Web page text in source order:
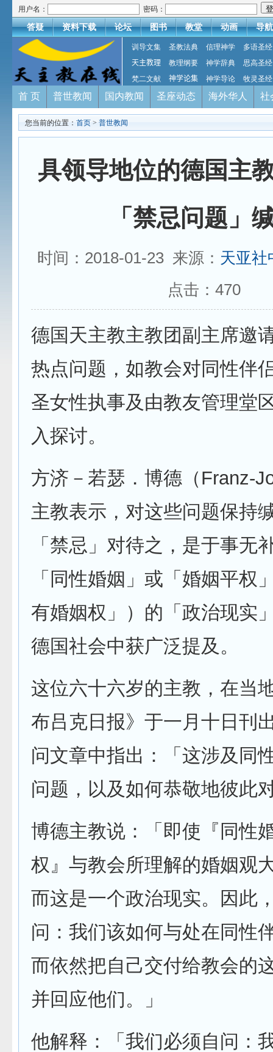
用户名： 密码：
答疑 资料下载 论坛 图书 教堂 动画 导航
训导文集 圣教法典 信理神学
多语圣经
天主教理
教理纲要 神学辞典
思高圣经
梵二文献
神学论集 神学导论 牧灵圣经
首 页 普世教闻 国内教闻 圣座动态 海外华人 社
您当前的位置： 首页 > 普世教闻
具领导地位的德国主
「禁忌问题」
时间：2018-01-23 来源： 天亚社
点击： 470
德国天主教主教团副主席邀
热点问题，如教会对同性伴
圣女性执事及由教友管理堂
入探讨。
方济－若瑟．博德（Franz-
主教表示，对这些问题保持
「禁忌」对待之，是于事无
「同性婚姻」或「婚姻平权
有婚姻权」）的「政治现实
德国社会中获广泛提及。
这位六十六岁的主教，在当
布吕克日报》于一月十日刊
问文章中指出：「这涉及同
问题，以及如何恭敬地彼此
博德主教说：「即使『同性
权』与教会所理解的婚姻观
而这是一个政治现实。因此
问：我们该如何与处在同性
而依然把自己交付给教会的
并回应他们。」
他解释：「我们必须自问：